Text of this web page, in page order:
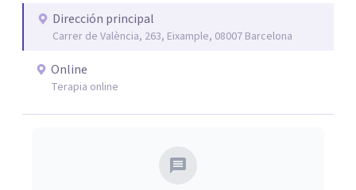
el trauma, la depresión y otros retos emocionales, así
como procesos de crecimiento personal y
respetuoso, humano y orientado a generar un espacio de
Dirección principal
Carrer de València, 263, Eixample, 08007 Barcelona
Online
Terapia online